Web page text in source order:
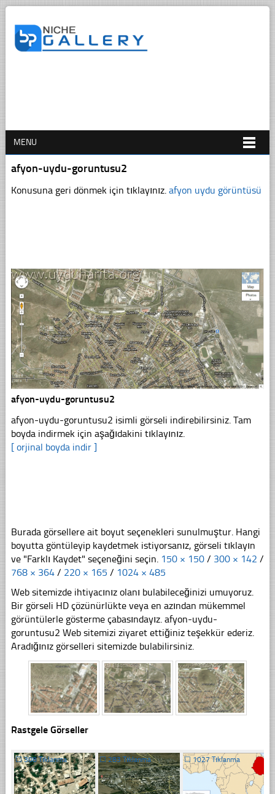
MENU
afyon-uydu-goruntusu2
Konusuna geri dönmek için tıklayınız. afyon uydu görüntüsü
afyon-uydu-goruntusu2
afyon-uydu-goruntusu2 isimli görseli indirebilirsiniz. Tam
boyda indirmek için aşağıdakini tıklayınız.
[ orjinal boyda indir ]
Burada görsellere ait boyut seçenekleri sunulmuştur. Hangi
boyutta göntüleyip kaydetmek istiyorsanız, görseli tıklayın
ve "Farklı Kaydet" seçeneğini seçin. 150 × 150 / 300 × 142 /
768 × 364 / 220 × 165 / 1024 × 485
Web sitemizde ihtiyacınız olanı bulabileceğinizi umuyoruz.
Bir görseli HD çözünürlükte veya en azından mükemmel
görüntülerle gösterme çabasındayız. afyon-uydu-
goruntusu2 Web sitemizi ziyaret ettiğiniz teşekkür ederiz.
Aradığınız görselleri sitemizde bulabilirsiniz.
Rastgele Görseller
☐308 Tıklanma ☐283 Tıklanma ☐ 1027 Tıklanma